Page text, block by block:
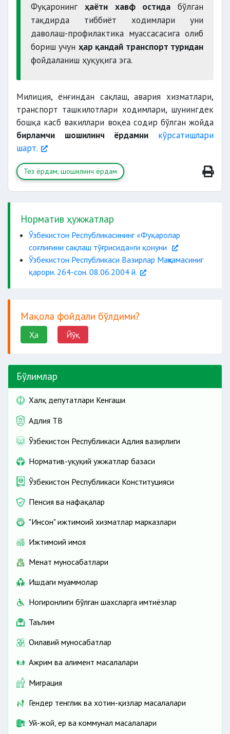
Фуқаронингҳаёти хавф остидабўлган
тақдирда тиббиёт ходимлари уни
даволаш-профилактика муассасасига олиб
бориш учун ҳар қандай транспорт туридан
фойдаланиш ҳуқуқига эга.
Милиция, ёнғиндан сақлаш, авария хизматлари,
транспорт ташкилотлари ходимлари, шунингдек
бошқа касб вакиллари воқеа содир бўлган жойда
бирламчи шошилинч ёрдамни кўрсатишлари
шарт.
Тез ёрдам, шошилинч ёрдам
Норматив ҳужжатлар
Ўзбекистон Республикасининг «Фуқаролар
соғлиғини сақлаш тўғрисида»ги қонуни
Ўзбекистон Республикаси Вазирлар Маҳкамасиниг
қарори. 264-сон. 08.06.2004 й.
Мақола фойдали бўлдими?
Ҳа Йўқ
Бўлимлар
Халқ депутатлари Кенгаши
Адлия ТВ
Ўзбекистон Республикаси Адлия вазирлиги
Норматив-ҳуқуқий ҳужжатлар базаси
Ўзбекистон Республикаси Конституцияси
Пенсия ва нафақалар
"Инсон" ижтимоий хизматлар марказлари
Ижтимоий ҳимоя
Меҳнат муносабатлари
Ишдаги муаммолар
Ногиронлиги бўлган шахсларга имтиёзлар
Таълим
Оилавий муносабатлар
Ажрим ва алимент масалалари
Миграция
Гендер тенглик ва хотин-қизлар масалалари
Уй-жой, ер ва коммунал масалалари